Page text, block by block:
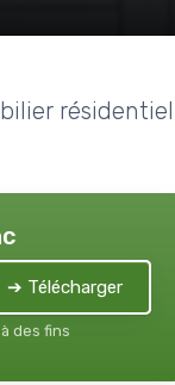
résidentiel
➔ Télécharger
des fins